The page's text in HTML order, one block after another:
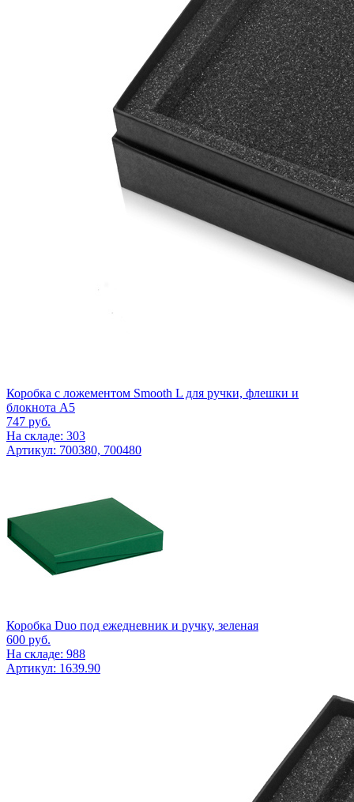
Коробка с ложементом Smooth L для ручки, флешки и
блокнота А5
747 руб.
На складе: 303
Артикул: 700380, 700480
Коробка Duo под ежедневник и ручку, зеленая
600 руб.
На складе: 988
Артикул: 1639.90